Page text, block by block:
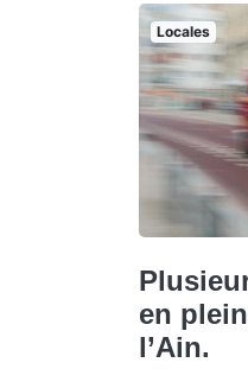
Locales
en
l’Ain.